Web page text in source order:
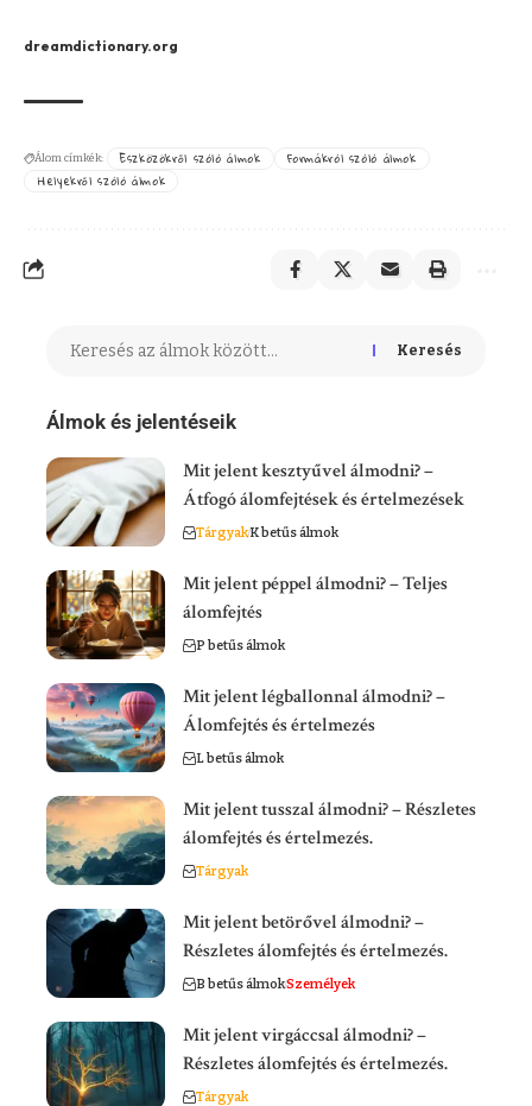
dreamdictionary.org
Álom címkék: Eszközökről szóló álmok
Formákról szóló álmok
Helyekről szóló álmok
Keresés
Álmok és jelentéseik
Mit jelent kesztyűvel álmodni? –
Átfogó álomfejtések és értelmezések
TárgyakK betűs álmok
Mit jelent péppel álmodni? – Teljes
álomfejtés
P betűs álmok
Mit jelent légballonnal álmodni? –
Álomfejtés és értelmezés
L betűs álmok
Mit jelent tusszal álmodni? – Részletes
álomfejtés és értelmezés.
Tárgyak
Mit jelent betörővel álmodni? –
Részletes álomfejtés és értelmezés.
B betűs álmokSzemélyek
Mit jelent virgáccsal álmodni? –
Részletes álomfejtés és értelmezés.
Tárgyak